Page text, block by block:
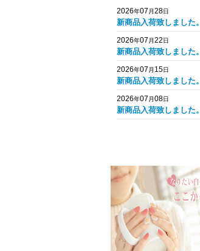
2026年07 月28日
新商品入荷致しました。
2026年07 月22日
新商品入荷致しました。
2026年07 月 15日
新商品入荷致しました。
2026年07 月08日
新商品入荷致しました。